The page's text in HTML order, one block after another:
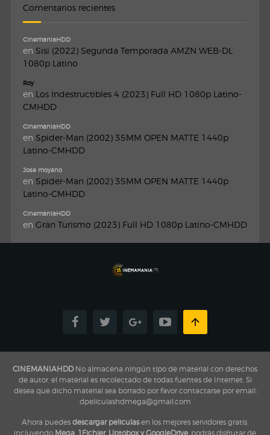
Comentarios recientes
CinemaniaHDD
en Sisi (2022) Segunda Temporada AMZN WEB-DL
1080p Latino
Roy
en Los Indestructibles 4 (2023) Full HD 1080p Latino-
CMHDD
CinemaniaHDD
en Spider-Man (2002) 35MM OPEN MATTE 1440p
Latino-CMHDD
Jose moyano
en Spider-Man (2002) 35MM OPEN MATTE 1440p
Latino-CMHDD
CinemaniaHDD
en Gran Turismo (2023) Full HD 1080p Latino-CMHDD
CINEMANIAHDDNo almacena ningún tipo de material con derechos
de autor, el material es recolectado de todas fuentes de Internet, Si
desea que dicho material sea borrado por favor contactarse por email:
dpeliculashdmega@gmail.com
Ahora puedes descargar peliculasen los mejores servidores gratis,
incluyendo Mega, 1Fichier, Uptobox y GoogleDrive , podrás disfrutar de